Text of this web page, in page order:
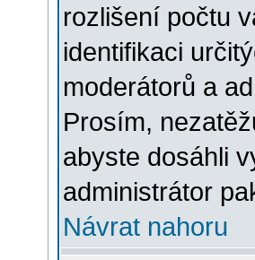
rozlišení počtu
identifikaci
moderátorů a
Prosím,
abyste dosáhli
administrátor
Návrat nahoru